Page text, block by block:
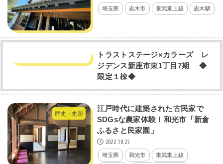
埼玉県 志木市 東武東上線 志木駅
トラストステージ×カラーズ レ
ジデンス新座市東1丁目7期 ◆
限定１棟◆
歴史・史跡
江戸時代に建築された古民家で
SDGsな農家体験！和光市「新倉
ふるさと民家園」
2022.10.25
埼玉県 和光市 東武東上線